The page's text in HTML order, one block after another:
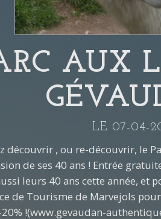
AUX
LE 07-04-
découvrir , ou re-découvrir, le
de ses 40 ans ! Entrée
leurs 40 ans cette année, et
de Tourisme de Marvejols
!(www.gevaudan-